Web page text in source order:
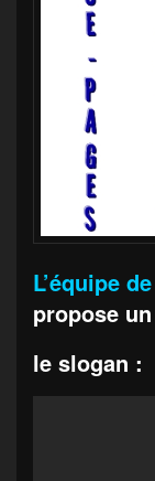
L’équipe
propose
le slogan :